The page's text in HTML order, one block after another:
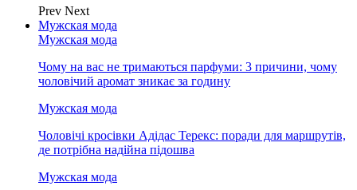
Prev Next
Мужская мода
Мужская мода
Чому на вас не тримаються парфуми: 3 причини, чому
чоловічий аромат зникає за годину
Мужская мода
Чоловічі кросівки Адідас Терекс: поради для маршрутів,
де потрібна надійна підошва
Мужская мода